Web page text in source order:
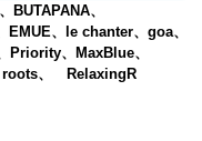
、
、le chanter、goa、
Priority、MaxBlue、
roots、 RelaxingR